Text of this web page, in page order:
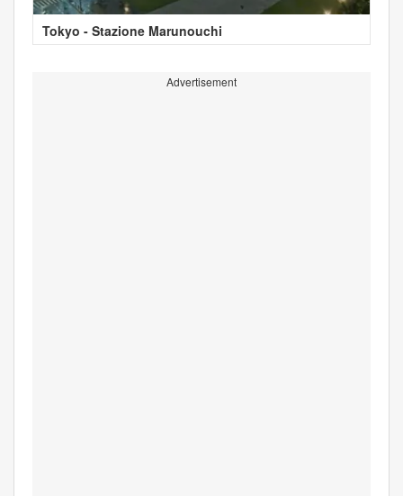
Tokyo - Stazione Marunouchi
Advertisement